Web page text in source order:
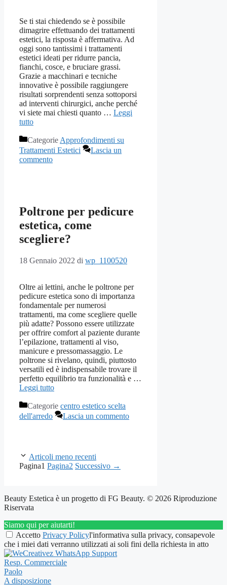
Se ti stai chiedendo se è possibile
dimagrire effettuando dei trattamenti
estetici, la risposta è affermativa. Ad
oggi sono tantissimi i trattamenti
estetici ideati per ridurre pancia,
fianchi, cosce, e bruciare grassi.
Grazie a macchinari e tecniche
innovative è possibile raggiungere
risultati sorprendenti senza sottoporsi
ad interventi chirurgici, anche perché
vi siete mai chiesti quanto … Leggi
tutto
Categorie Approfondimenti su
Trattamenti Estetici
Lascia un
commento
Poltrone per pedicure
estetica, come
scegliere?
18 Gennaio 2022 di wp_1100520
Oltre ai lettini, anche le poltrone per
pedicure estetica sono di importanza
fondamentale per numerosi
trattamenti, ma come scegliere quelle
più adatte? Possono essere utilizzate
per offrire comfort al paziente durante
l’epilazione, trattamenti al viso,
manicure e pressomassaggio. Le
poltrone si rivelano, quindi, piuttosto
versatili ed è indispensabile trovare il
perfetto equilibrio tra funzionalità e …
Leggi tutto
Categorie centro estetico scelta
dell'arredo
Lascia un commento
Articoli meno recenti
Pagina1 Pagina2 Successivo →
Beauty Estetica è un progetto di FG Beauty. © 2026 Riproduzione
Riservata
Siamo qui per aiutarti!
Accetto Privacy Policyl'informativa sulla privacy, consapevole
che i miei dati verranno utilizzati ai soli fini della richiesta in atto
Resp. Commerciale
Paolo
A disposizione